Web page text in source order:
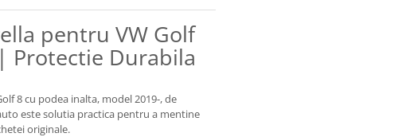
pentru VW Golf
Protectie Durabila
8 cu podea inalta, model 2019-, de
este solutia practica pentru a mentine
originale.